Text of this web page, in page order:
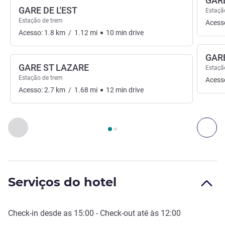
Anterior - Acessos e Transportes
Página , Acessos e Transportes 1 :, Acessos e
GARE DE L'EST
Estação de trem
Acesso: 1.8 km / 1.12 mi 10 min drive
GARE ST LAZARE
Estação de trem
Acesso:2.7 km / 1.68 mi 12 min drive
Serviços do hotel
Check-in desde as 15:00 - Check-out até às 12:00